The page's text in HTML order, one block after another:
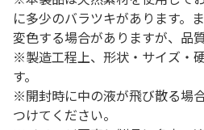
に多少のバラツキがあります。
変色する場合がありますが、品
※製造工程上、形状・サイズ・
す。
※開封時に中の液が飛び散る場
つけてください。